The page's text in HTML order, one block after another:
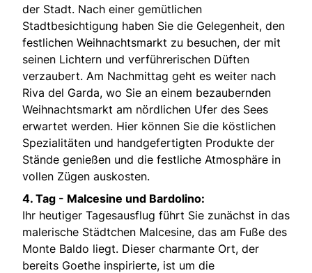
der Stadt. Nach einer gemütlichen
Stadtbesichtigung haben Sie die Gelegenheit, den
festlichen Weihnachtsmarkt zu besuchen, der mit
seinen Lichtern und verführerischen Düften
verzaubert. Am Nachmittag geht es weiter nach
Riva del Garda, wo Sie an einem bezaubernden
Weihnachtsmarkt am nördlichen Ufer des Sees
erwartet werden. Hier können Sie die köstlichen
Spezialitäten und handgefertigten Produkte der
Stände genießen und die festliche Atmosphäre in
vollen Zügen auskosten.
4. Tag - Malcesine und Bardolino:
Ihr heutiger Tagesausflug führt Sie zunächst in das
malerische Städtchen Malcesine, das am Fuße des
Monte Baldo liegt. Dieser charmante Ort, der
bereits Goethe inspirierte, ist um die